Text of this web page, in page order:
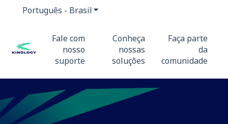
Português - BrasilMostrar submenu para traduções
Fale com
nosso
suporte
Conheça
nossas
soluções
Faça parte
da
comunidade